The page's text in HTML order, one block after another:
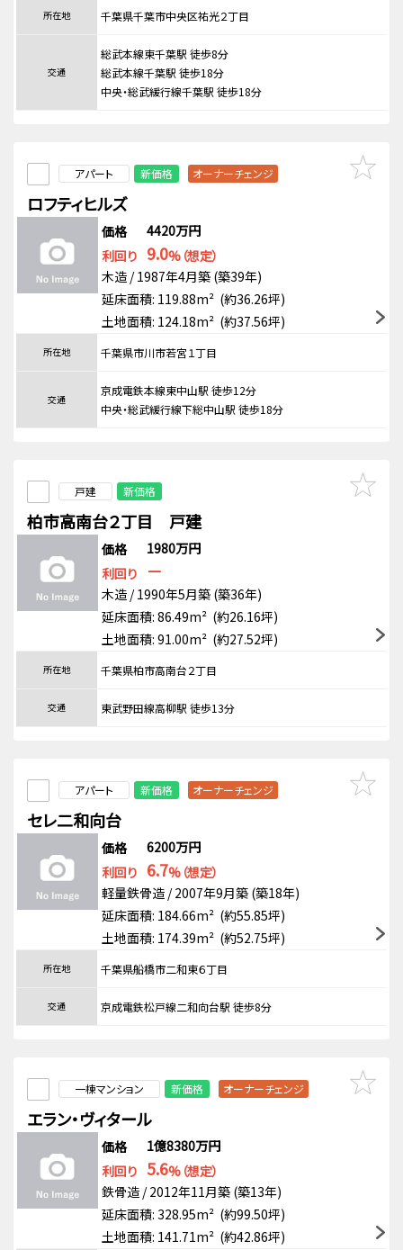
所在地 千葉県千葉市中央区祐光２丁目
交通
総武本線東千葉駅 徒歩8分
総武本線千葉駅 徒歩18分
中央・総武緩行線千葉駅 徒歩18分
アパート 新価格 オーナーチェンジ
ロフティヒルズ
価格
4420万円
利回り 9.0%（想定）
木造 / 1987年4月築 (築39年)
延床面積: 119.88m² (約36.26坪)
土地面積: 124.18m² (約37.56坪)
所在地 千葉県市川市若宮１丁目
交通
京成電鉄本線東中山駅 徒歩12分
中央・総武緩行線下総中山駅 徒歩18分
戸建 新価格
柏市高南台２丁目 戸建
価格
1980万円
利回り
－
木造 / 1990年5月築 (築36年)
延床面積: 86.49m² (約26.16坪)
土地面積: 91.00m² (約27.52坪)
所在地 千葉県柏市高南台２丁目
交通 東武野田線高柳駅 徒歩13分
アパート 新価格 オーナーチェンジ
セレ二和向台
価格
6200万円
利回り 6.7%（想定）
軽量鉄骨造 / 2007年9月築 (築18年)
延床面積: 184.66m² (約55.85坪)
土地面積: 174.39m² (約52.75坪)
所在地 千葉県船橋市二和東６丁目
交通 京成電鉄松戸線二和向台駅 徒歩8分
一棟マンション 新価格 オーナーチェンジ
エラン・ヴィタール
価格
1億8380万円
利回り 5.6%（想定）
鉄骨造 / 2012年11月築 (築13年)
延床面積: 328.95m² (約99.50坪)
土地面積: 141.71m² (約42.86坪)